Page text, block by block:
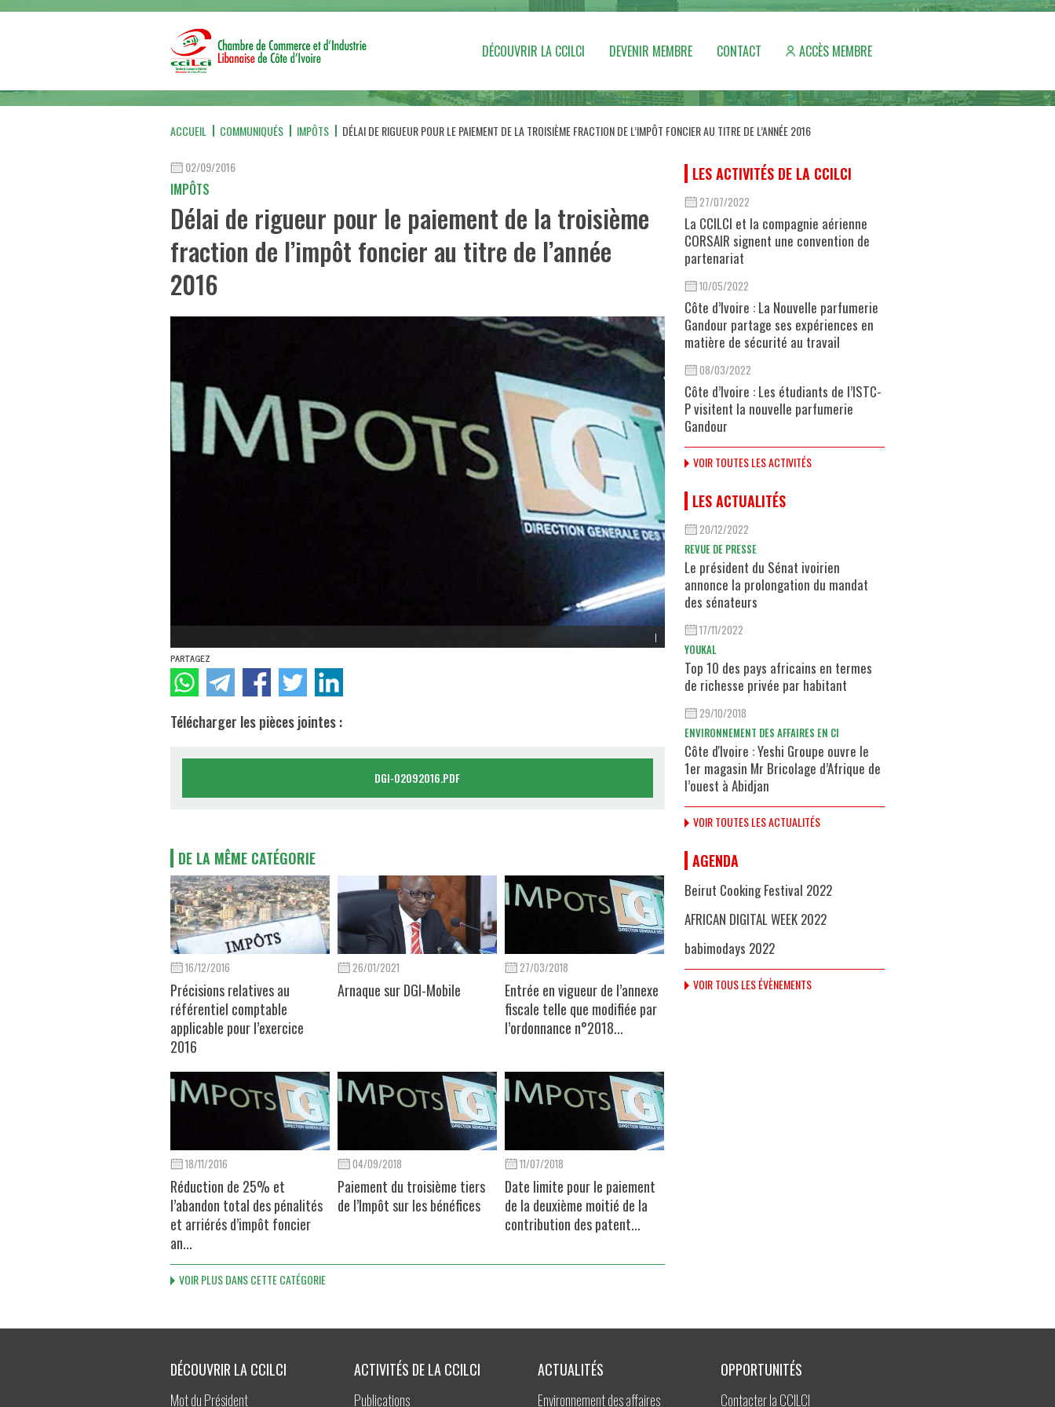
DÉCOUVRIR LA CCILCI DEVENIR MEMBRE CONTACT ACCÈS MEMBRE
ACCUEIL COMMUNIQUÉS IMPÔTS DÉLAI DE RIGUEUR POUR LE PAIEMENT DE LA TROISIÈME FRACTION DE L’IMPÔT FONCIER AU TITRE DE L’ANNÉE 2016
02/09/2016
IMPÔTS
Délai de rigueur pour le paiement de la troisième
fraction de l’impôt foncier au titre de l’année
2016
|
PARTAGEZ
Télécharger les pièces jointes :
DGI-02092016.PDF
DE LA MÊME CATÉGORIE
16/12/2016
Précisions relatives au
référentiel comptable
applicable pour l’exercice
2016
26/01/2021
Arnaque sur DGI-Mobile
27/03/2018
Entrée en vigueur de l’annexe
fiscale telle que modifiée par
l’ordonnance n°2018...
18/11/2016
Réduction de 25% et
l’abandon total des pénalités
et arriérés d’impôt foncier
an...
04/09/2018
Paiement du troisième tiers
de l’Impôt sur les bénéfices
11/07/2018
Date limite pour le paiement
de la deuxième moitié de la
contribution des patent...
VOIR PLUS DANS CETTE CATÉGORIE
LES ACTIVITÉS DE LA CCILCI
27/07/2022
La CCILCI et la compagnie aérienne
CORSAIR signent une convention de
partenariat
10/05/2022
Côte d’Ivoire : La Nouvelle parfumerie
Gandour partage ses expériences en
matière de sécurité au travail
08/03/2022
Côte d’Ivoire : Les étudiants de l’ISTC-
P visitent la nouvelle parfumerie
Gandour
VOIR TOUTES LES ACTIVITÉS
LES ACTUALITÉS
20/12/2022
REVUE DE PRESSE
Le président du Sénat ivoirien
annonce la prolongation du mandat
des sénateurs
17/11/2022
YOUKAL
Top 10 des pays africains en termes
de richesse privée par habitant
29/10/2018
ENVIRONNEMENT DES AFFAIRES EN CI
Côte d'Ivoire : Yeshi Groupe ouvre le
1er magasin Mr Bricolage d’Afrique de
l’ouest à Abidjan
VOIR TOUTES LES ACTUALITÉS
AGENDA
Beirut Cooking Festival 2022
AFRICAN DIGITAL WEEK 2022
babimodays 2022
VOIR TOUS LES ÉVÈNEMENTS
DÉCOUVRIR LA CCILCI
Mot du Président
ACTIVITÉS DE LA CCILCI
Publications
ACTUALITÉS
Environnement des affaires
OPPORTUNITÉS
Contacter la CCILCI